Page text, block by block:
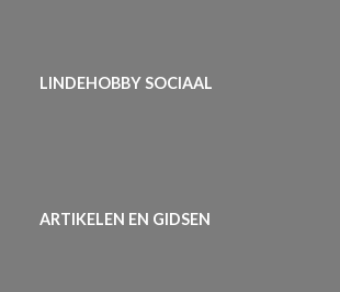
LINDEHOBBY SOCIAAL
ARTIKELEN EN GIDSEN